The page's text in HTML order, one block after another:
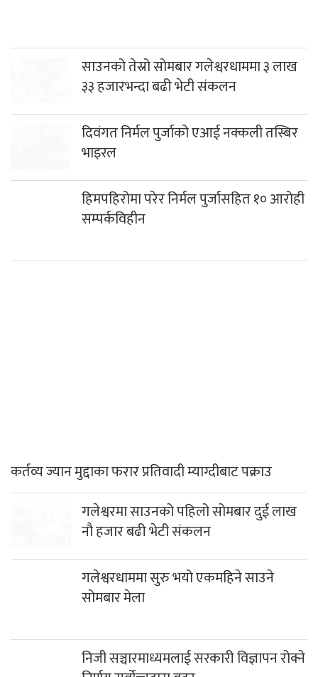
साउनको तेस्रो सोमबार गलेश्वरधाममा ३ लाख
३३ हजारभन्दा बढी भेटी संकलन
दिवंगत निर्मल पुर्जाको एआई नक्कली तस्बिर
भाइरल
हिमपहिरोमा परेर निर्मल पुर्जासहित १० आरोही
सम्पर्कविहीन
कर्तव्य ज्यान मुद्दाका फरार प्रतिवादी म्याग्दीबाट पक्राउ
गलेश्वरमा साउनको पहिलो सोमबार दुई लाख
नौ हजार बढी भेटी संकलन
गलेश्वरधाममा सुरु भयो एकमहिने साउने
सोमबार मेला
निजी सञ्चारमाध्यमलाई सरकारी विज्ञापन रोक्ने
निर्णय सर्वोच्चद्वारा बदर